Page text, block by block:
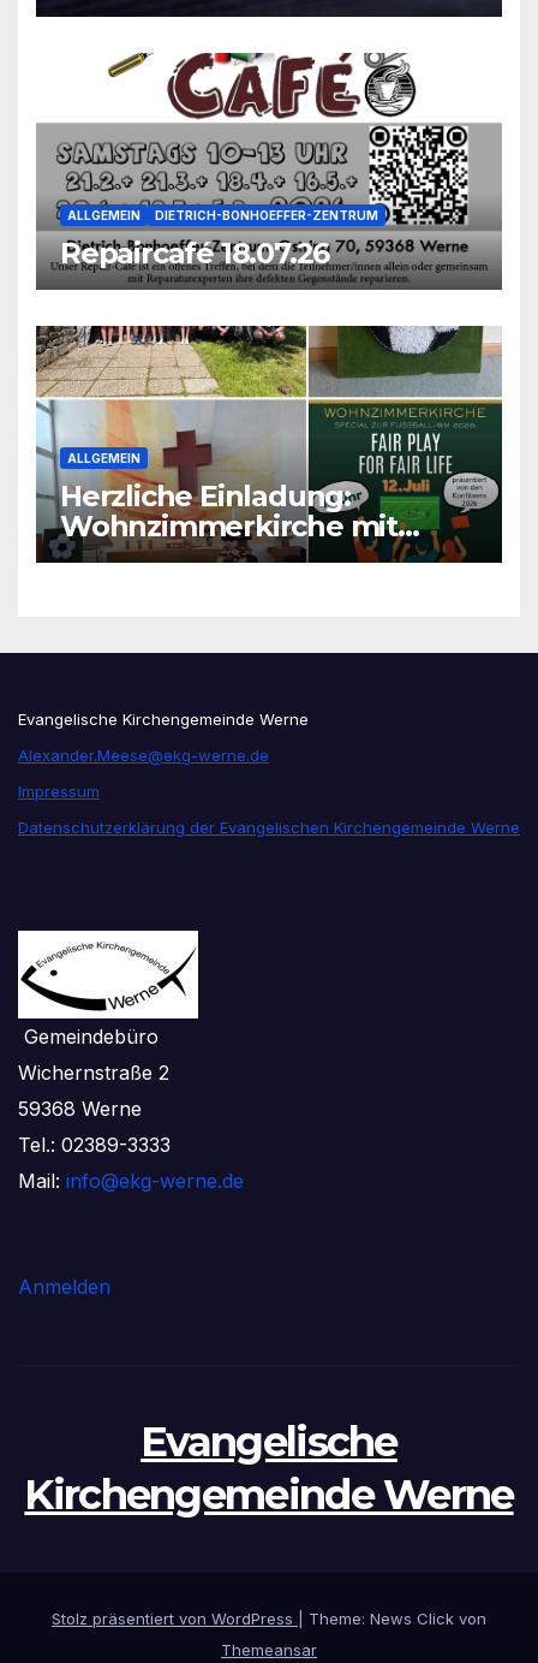
ALLGEMEIN DIETRICH-BONHOEFFER-ZENTRUM
Repaircafé 18.07.26
ALLGEMEIN
Herzliche Einladung:
Wohnzimmerkirche mit
unseren Konfis
Evangelische Kirchengemeinde Werne
Alexander.Meese@ekg-werne.de
Impressum
Datenschutzerklärung der Evangelischen Kirchengemeinde Werne
Gemeindebüro
Wichernstraße 2
59368 Werne
Tel.: 02389-3333
Mail: info@ekg-werne.de
Anmelden
Evangelische
Kirchengemeinde Werne
Stolz präsentiert von WordPress
Theme: News Click von
Themeansar